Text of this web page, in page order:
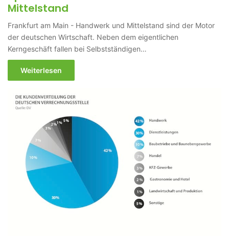
Mittelstand
Frankfurt am Main - Handwerk und Mittelstand sind der Motor
der deutschen Wirtschaft. Neben dem eigentlichen
Kerngeschäft fallen bei Selbstständigen…
Weiterlesen